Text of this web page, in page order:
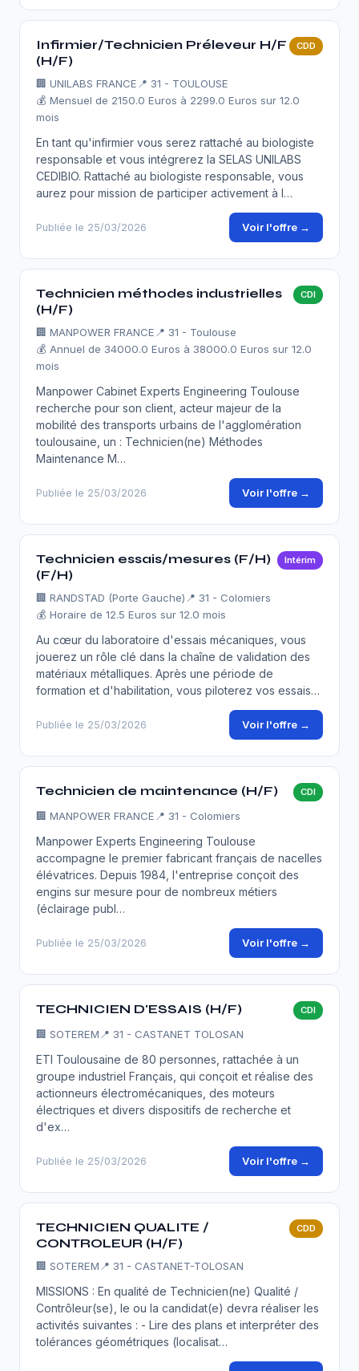
Infirmier/Technicien Préleveur H/F
(H/F)
CDD
🏢 UNILABS FRANCE 📍 31 - TOULOUSE
💰 Mensuel de 2150.0 Euros à 2299.0 Euros sur 12.0
mois
En tant qu'infirmier vous serez rattaché au biologiste
responsable et vous intégrerez la SELAS UNILABS
CEDIBIO. Rattaché au biologiste responsable, vous
aurez pour mission de participer activement à l…
Publiée le 25/03/2026 Voir l'offre →
Technicien méthodes industrielles
(H/F)
CDI
🏢 MANPOWER FRANCE 📍 31 - Toulouse
💰 Annuel de 34000.0 Euros à 38000.0 Euros sur 12.0
mois
Manpower Cabinet Experts Engineering Toulouse
recherche pour son client, acteur majeur de la
mobilité des transports urbains de l'agglomération
toulousaine, un : Technicien(ne) Méthodes
Maintenance M…
Publiée le 25/03/2026 Voir l'offre →
Technicien essais/mesures (F/H)
(F/H)
Intérim
🏢 RANDSTAD (Porte Gauche) 📍 31 - Colomiers
💰 Horaire de 12.5 Euros sur 12.0 mois
Au cœur du laboratoire d'essais mécaniques, vous
jouerez un rôle clé dans la chaîne de validation des
matériaux métalliques. Après une période de
formation et d'habilitation, vous piloterez vos essais…
Publiée le 25/03/2026 Voir l'offre →
Technicien de maintenance (H/F) CDI
🏢 MANPOWER FRANCE 📍 31 - Colomiers
Manpower Experts Engineering Toulouse
accompagne le premier fabricant français de nacelles
élévatrices. Depuis 1984, l'entreprise conçoit des
engins sur mesure pour de nombreux métiers
(éclairage publ…
Publiée le 25/03/2026 Voir l'offre →
TECHNICIEN D'ESSAIS (H/F) CDI
🏢 SOTEREM 📍 31 - CASTANET TOLOSAN
ETI Toulousaine de 80 personnes, rattachée à un
groupe industriel Français, qui conçoit et réalise des
actionneurs électromécaniques, des moteurs
électriques et divers dispositifs de recherche et
d'ex…
Publiée le 25/03/2026 Voir l'offre →
TECHNICIEN QUALITE /
CONTROLEUR (H/F)
CDD
🏢 SOTEREM 📍 31 - CASTANET-TOLOSAN
MISSIONS : En qualité de Technicien(ne) Qualité /
Contrôleur(se), le ou la candidat(e) devra réaliser les
activités suivantes : - Lire des plans et interpréter des
tolérances géométriques (localisat…